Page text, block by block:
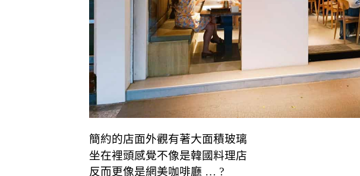
簡約的店面外觀有著大面積玻璃
坐在裡頭感覺不像是韓國料理店
反而更像是網美咖啡廳 … ?